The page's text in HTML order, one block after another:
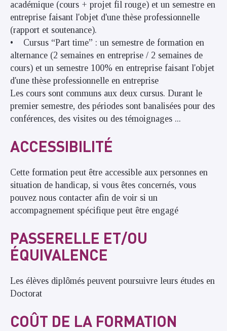
académique (cours + projet fil rouge) et un semestre en
entreprise faisant l'objet d'une thèse professionnelle
(rapport et soutenance).
• Cursus “Part time” : un semestre de formation en
alternance (2 semaines en entreprise / 2 semaines de
cours) et un semestre 100% en entreprise faisant l'objet
d'une thèse professionnelle en entreprise
Les cours sont communs aux deux cursus. Durant le
premier semestre, des périodes sont banalisées pour des
conférences, des visites ou des témoignages ...
ACCESSIBILITÉ
Cette formation peut être accessible aux personnes en
situation de handicap, si vous êtes concernés, vous
pouvez nous contacter afin de voir si un
accompagnement spécifique peut être engagé
PASSERELLE ET/OU
ÉQUIVALENCE
Les élèves diplômés peuvent poursuivre leurs études en
Doctorat
COÛT DE LA FORMATION